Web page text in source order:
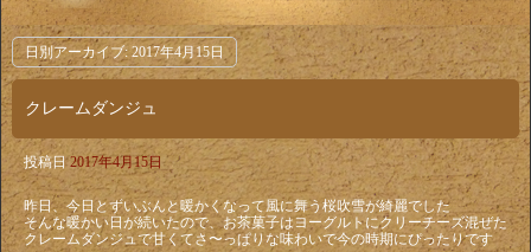
日別アーカイブ: 2017年4月15日
クレームダンジュ
投稿日 2017年4月15日
昨日、今日とずいぶんと暖かくなって風に舞う桜吹雪が綺麗でした
そんな暖かい日が続いたので、お茶菓子はヨーグルトにクリーチーズ混ぜた
クレームダンジュで甘くてさ〜っぱりな味わいで今の時期にぴったりです